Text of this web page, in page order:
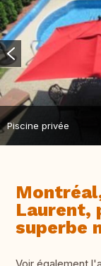
Piscine privée
Laurent,
superbe